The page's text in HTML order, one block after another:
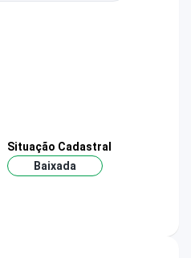
Situação Cadastral
Baixada